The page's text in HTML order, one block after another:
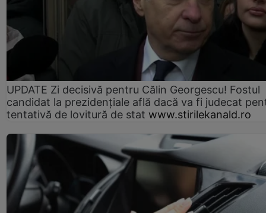
UPDATE Zi decisivă pentru Călin Georgescu! Fostul
candidat la prezidențiale află dacă va fi judecat
tentativă de lovitură de stat www.stirilekanald.ro